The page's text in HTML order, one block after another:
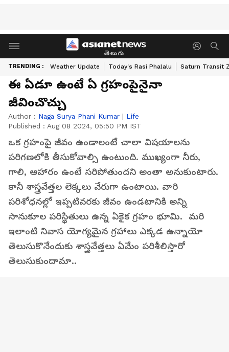
తెలుగు
TRENDING : Weather Update Today's Rasi Phalalu Saturn Transit
ఈ ఏడూ ఉంటే ఏ గ్రహంపైనైనా
జీవించొచ్చు
Author : Naga Surya Phani Kumar | Life
Published : Aug 08 2024, 05:50 PM IST
ఒక గ్రహంపై జీవం ఉండాలంటే చాలా విషయాలను
పరిగణలోకి తీసుకోవాల్సి ఉంటుంది. ముఖ్యంగా నీరు,
గాలి, ఆహారం ఉంటే సరిపోతుందని అంతా అనుకుంటారు.
కానీ శాస్త్రవేత్తల లెక్కలు వేరుగా ఉంటాయి. వారి
పరిశోధనల్లో ఇప్పటివరకు జీవం ఉండటానికి అన్ని
సానుకూల పరిస్థితులు ఉన్న ఏకైక గ్రహం భూమి. మరి
ఇలాంటి నివాస యోగ్యమైన గ్రహాలు ఎక్కడ ఉన్నాయో
తెలుసుకొనేందుకు శాస్త్రవేత్తలు ఏమేం పరిశీలిస్తారో
తెలుసుకుందామా..